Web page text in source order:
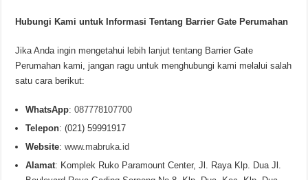
Hubungi Kami untuk Informasi Tentang Barrier Gate Perumahan
Jika Anda ingin mengetahui lebih lanjut tentang Barrier Gate
Perumahan kami, jangan ragu untuk menghubungi kami melalui salah
satu cara berikut:
WhatsApp:087778107700
Telepon: (021) 59991917
Website:www.mabruka.id
Alamat: Komplek Ruko Paramount Center, Jl. Raya Klp. Dua Jl.